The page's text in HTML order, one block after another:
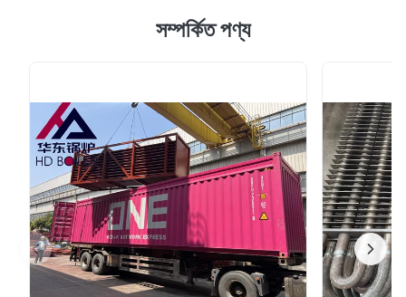
জন্য ঝিল্লি ওয়াটার ওয়াল টিউব পণ্যের বর্ণনা ঝিল্লি জলের প্রাচীরটি বায়ু দ্বারা
সম্পর্কিত পণ্য